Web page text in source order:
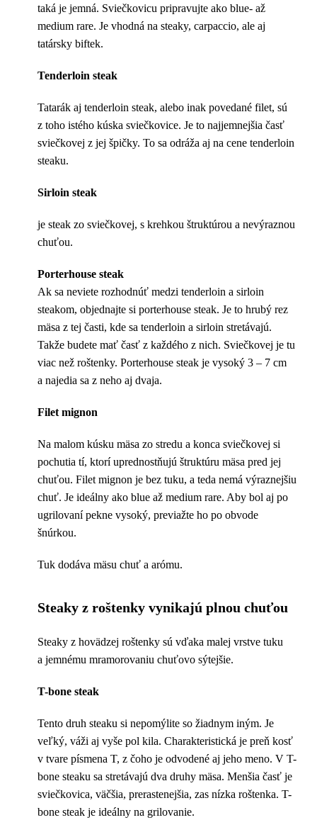
taká je jemná. Sviečkovicu pripravujte ako blue- až
medium rare. Je vhodná na steaky, carpaccio, ale aj
tatársky biftek.
Tenderloin steak
Tatarák aj tenderloin steak, alebo inak povedané filet, sú
z toho istého kúska sviečkovice. Je to najjemnejšia časť
sviečkovej z jej špičky. To sa odráža aj na cene tenderloin
steaku.
Sirloin steak
je steak zo sviečkovej, s krehkou štruktúrou a nevýraznou
chuťou.
Porterhouse steak
Ak sa neviete rozhodnúť medzi tenderloin a sirloin
steakom, objednajte si porterhouse steak. Je to hrubý rez
mäsa z tej časti, kde sa tenderloin a sirloin stretávajú.
Takže budete mať časť z každého z nich. Sviečkovej je tu
viac než roštenky. Porterhouse steak je vysoký 3 – 7 cm
a najedia sa z neho aj dvaja.
Filet mignon
Na malom kúsku mäsa zo stredu a konca sviečkovej si
pochutia tí, ktorí uprednostňujú štruktúru mäsa pred jej
chuťou. Filet mignon je bez tuku, a teda nemá výraznejšiu
chuť. Je ideálny ako blue až medium rare. Aby bol aj po
ugrilovaní pekne vysoký, previažte ho po obvode
šnúrkou.
Tuk dodáva mäsu chuť a arómu.
Steaky z roštenky vynikajú plnou chuťou
Steaky z hovädzej roštenky sú vďaka malej vrstve tuku
a jemnému mramorovaniu chuťovo sýtejšie.
T-bone steak
Tento druh steaku si nepomýlite so žiadnym iným. Je
veľký, váži aj vyše pol kila. Charakteristická je preň kosť
v tvare písmena T, z čoho je odvodené aj jeho meno. V T-
bone steaku sa stretávajú dva druhy mäsa. Menšia časť je
sviečkovica, väčšia, prerastenejšia, zas nízka roštenka. T-
bone steak je ideálny na grilovanie.